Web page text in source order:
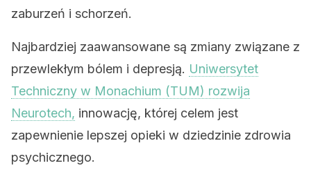
zaburzeń i schorzeń.
Najbardziej zaawansowane są zmiany związane z
przewlekłym bólem i depresją. Uniwersytet
Techniczny w Monachium (TUM) rozwija
Neurotech, innowację, której celem jest
zapewnienie lepszej opieki w dziedzinie zdrowia
psychicznego.